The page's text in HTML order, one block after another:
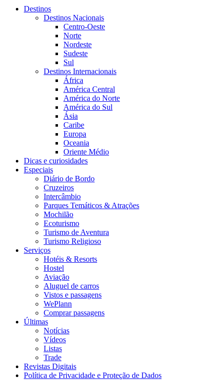
Destinos
Destinos Nacionais
Centro-Oeste
Norte
Nordeste
Sudeste
Sul
Destinos Internacionais
África
América Central
América do Norte
América do Sul
Ásia
Caribe
Europa
Oceania
Oriente Médio
Dicas e curiosidades
Especiais
Diário de Bordo
Cruzeiros
Intercâmbio
Parques Temáticos & Atrações
Mochilão
Ecoturismo
Turismo de Aventura
Turismo Religioso
Serviços
Hotéis & Resorts
Hostel
Aviação
Aluguel de carros
Vistos e passagens
WePlann
Comprar passagens
Últimas
Notícias
Vídeos
Listas
Trade
Revistas Digitais
Política de Privacidade e Proteção de Dados